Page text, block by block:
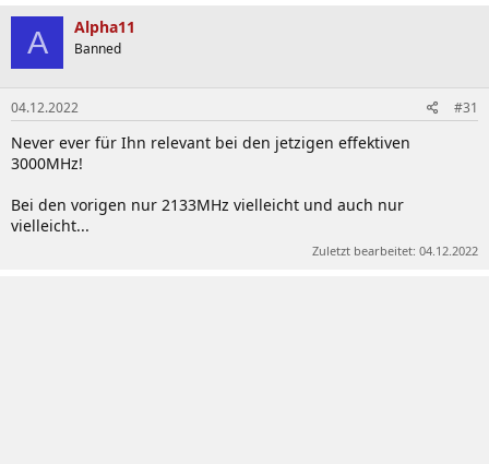
e
e
l
m
A Alpha11
Banned
04.12.2022 #31
Never ever für Ihn relevant bei den jetzigen effektiven
3000MHz!
Bei den vorigen nur 2133MHz vielleicht und auch nur
vielleicht...
Zuletzt bearbeitet: 04.12.2022